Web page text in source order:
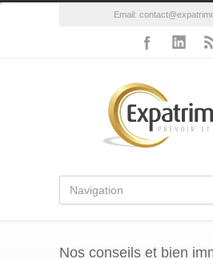
Email:
Nos conseils et bien